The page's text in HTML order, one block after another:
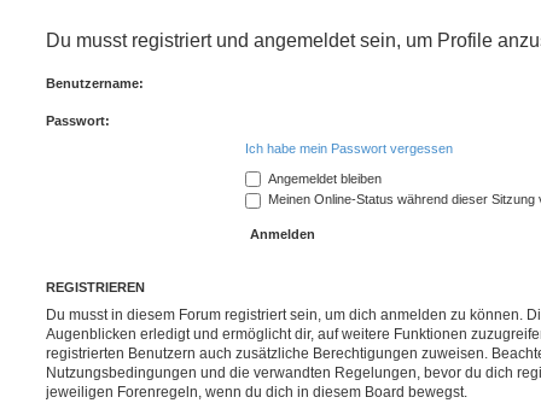
Du musst registriert und angemeldet sein, um Profile
Benutzername:
Passwort:
Ich habe mein Passwort vergessen
Angemeldet bleiben
Meinen Online-Status während dieser Sitzung
REGISTRIEREN
Du musst in diesem Forum registriert sein, um dich anmelden zu können.
Augenblicken erledigt und ermöglicht dir, auf weitere Funktionen
registrierten Benutzern auch zusätzliche Berechtigungen zuweisen.
Nutzungsbedingungen und die verwandten Regelungen, bevor du dich
jeweiligen Forenregeln, wenn du dich in diesem Board bewegst.